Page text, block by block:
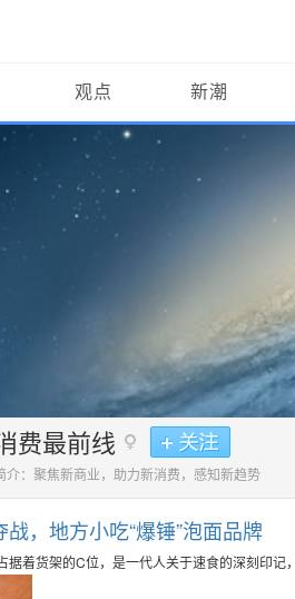
观点 新潮
费最前线
介：聚焦新商业，助力新消费，感知新趋势
，地方小吃“爆锤”泡面品牌
着货架的C位，是一代人关于速食的深刻印记